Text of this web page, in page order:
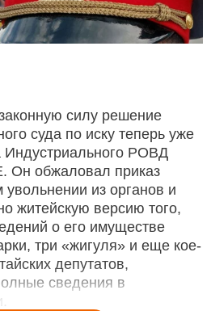
силу решение
суда по иску теперь уже
Индустриального РОВД
Он обжаловал приказ
увольнении из органов и
житейскую версию того,
о его имуществе
три «жигуля» и еще кое-
депутатов,
сведения в